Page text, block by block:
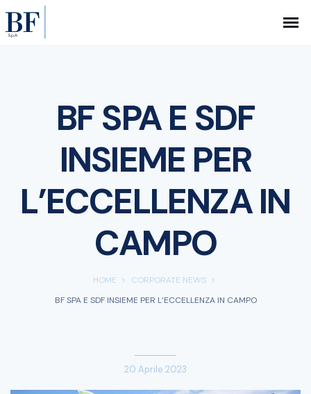
BF SPA E SDF
INSIEME PER
L’ECCELLENZA IN
CAMPO
HOME
CORPORATE NEWS
BF SPA E SDF INSIEME PER L’ECCELLENZA IN CAMPO
20 Aprile 2023